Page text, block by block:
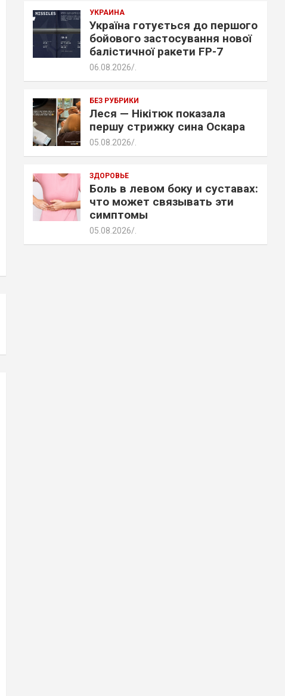
УКРАИНА
Україна готується до першого
бойового застосування нової
балістичної ракети FP-7
06.08.2026
БЕЗ РУБРИКИ
Леся — Нікітюк показала
першу стрижку сина Оскара
05.08.2026
ЗДОРОВЬЕ
Боль в левом боку и суставах:
что может связывать эти
симптомы
05.08.2026